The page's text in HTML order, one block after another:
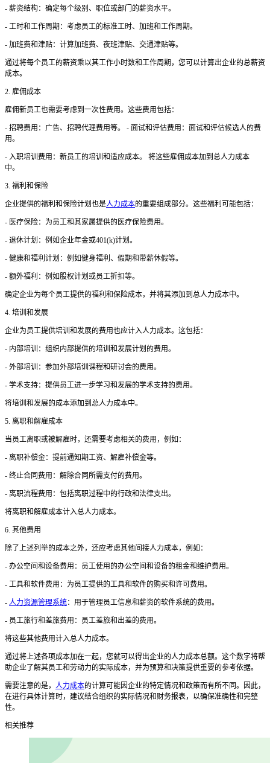
- 薪资结构：确定每个级别、职位或部门的薪资水平。
- 工时和工作周期：考虑员工的标准工时、加班和工作周期。
- 加班费和津贴：计算加班费、夜班津贴、交通津贴等。
通过将每个员工的薪资乘以其工作小时数和工作周期，您可以计算出企业的总薪资
成本。
2. 雇佣成本
雇佣新员工也需要考虑到一次性费用。这些费用包括：
- 招聘费用：广告、招聘代理费用等。 - 面试和评估费用：面试和评估候选人的费
用。
- 入职培训费用：新员工的培训和适应成本。 将这些雇佣成本加到总人力成本
中。
3. 福利和保险
企业提供的福利和保险计划也是人力成本的重要组成部分。这些福利可能包括：
- 医疗保险：为员工和其家属提供的医疗保险费用。
- 退休计划：例如企业年金或401(k)计划。
- 健康和福利计划：例如健身福利、假期和带薪休假等。
- 额外福利：例如股权计划或员工折扣等。
确定企业为每个员工提供的福利和保险成本，并将其添加到总人力成本中。
4. 培训和发展
企业为员工提供培训和发展的费用也应计入人力成本。这包括：
- 内部培训：组织内部提供的培训和发展计划的费用。
- 外部培训：参加外部培训课程和研讨会的费用。
- 学术支持：提供员工进一步学习和发展的学术支持的费用。
将培训和发展的成本添加到总人力成本中。
5. 离职和解雇成本
当员工离职或被解雇时，还需要考虑相关的费用，例如：
- 离职补偿金：提前通知期工资、解雇补偿金等。
- 终止合同费用：解除合同所需支付的费用。
- 离职流程费用：包括离职过程中的行政和法律支出。
将离职和解雇成本计入总人力成本。
6. 其他费用
除了上述列举的成本之外，还应考虑其他间接人力成本，例如：
- 办公空间和设备费用：员工使用的办公空间和设备的租金和维护费用。
- 工具和软件费用：为员工提供的工具和软件的购买和许可费用。
- 人力资源管理系统：用于管理员工信息和薪资的软件系统的费用。
- 员工旅行和差旅费用：员工差旅和出差的费用。
将这些其他费用计入总人力成本。
通过将上述各项成本加在一起，您就可以得出企业的人力成本总额。这个数字将帮
助企业了解其员工和劳动力的实际成本，并为预算和决策提供重要的参考依据。
需要注意的是， 人力成本的计算可能因企业的特定情况和政策而有所不同。因此，
在进行具体计算时，建议结合组织的实际情况和财务报表，以确保准确性和完整
性。
相关推荐